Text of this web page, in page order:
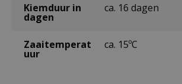
Kiemduur in
dagen
ca. 16 dagen
Zaaitemperat
uur
ca. 15ºC